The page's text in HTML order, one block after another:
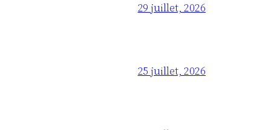
29 juillet, 2026
25 juillet, 2026